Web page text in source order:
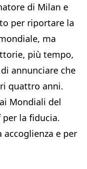
di Milan e
per riportare la
ma
più tempo,
annunciare che
quattro anni.
Mondiali del
per la fiducia.
accoglienza e per